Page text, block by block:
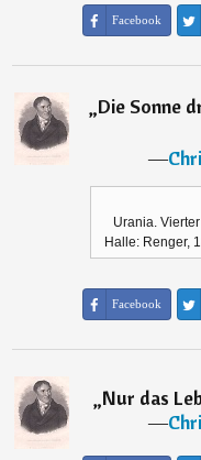
Facebook
„Die Sonne
―
Urania.
Halle: Renger,
Facebook
„Nur das
―